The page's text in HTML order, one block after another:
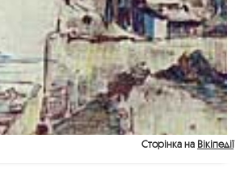
Сторінка на Вікіпедії